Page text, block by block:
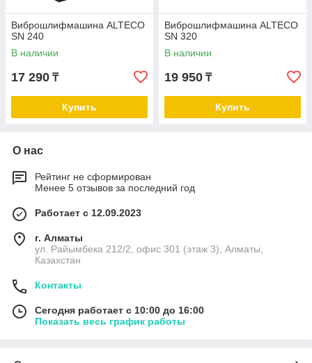
Виброшлифмашина ALTECO
SN 240
В наличии
17 290 ₸
Купить
Виброшлифмашина ALTECO
SN 320
В наличии
19 950 ₸
Купить
О нас
Рейтинг не сформирован
Менее 5 отзывов за последний год
Работает с 12.09.2023
г. Алматы
ул. Райымбека 212/2, офис 301 (этаж 3), Алматы,
Казахстан
Контакты
Сегодня работает с 10:00 до 16:00
Показать весь график работы